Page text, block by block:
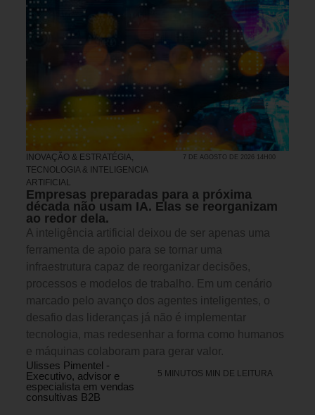
INOVAÇÃO & ESTRATÉGIA,
TECNOLOGIA & INTELIGENCIA
ARTIFICIAL
7 DE AGOSTO DE 2026 14H00
Empresas preparadas para a próxima
década não usam IA. Elas se reorganizam
ao redor dela.
A inteligência artificial deixou de ser apenas uma
ferramenta de apoio para se tornar uma
infraestrutura capaz de reorganizar decisões,
processos e modelos de trabalho. Em um cenário
marcado pelo avanço dos agentes inteligentes, o
desafio das lideranças já não é implementar
tecnologia, mas redesenhar a forma como humanos
e máquinas colaboram para gerar valor.
Ulisses Pimentel -
Executivo, advisor e
especialista em vendas
consultivas B2B
5 MINUTOS MIN DE LEITURA